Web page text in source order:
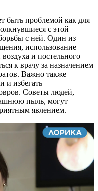
проблемой как для
с этой
с ней. Один из
использование
и постельного
к врачу за назначением
Важно также
и избегать
Советы людей,
пыль, могут
явлением.